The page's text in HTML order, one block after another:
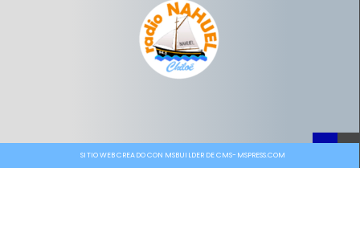
SITIO WEB CREADO CON MSBUILDER DE CMS-MSPRESS.COM